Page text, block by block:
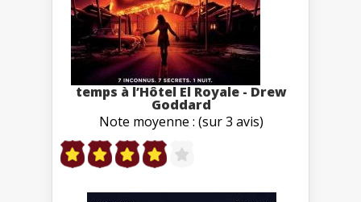
temps à l’Hôtel El Royale - Drew
Goddard
Note moyenne : (sur 3 avis)